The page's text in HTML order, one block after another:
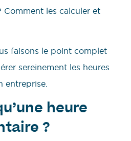
Comment les calculer et
faisons le point complet
sereinement les heures
entreprise.
heure
?